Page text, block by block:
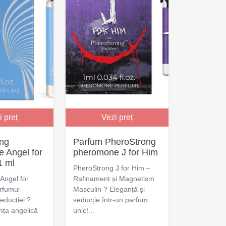
preț
Angel for
ml
for
?
angelică
Vezi preț
Parfum PheroStrong
pheromone J for Him
PheroStrong J for Him –
Rafinament și Magnetism
Masculin ? Eleganță și
seducție într-un parfum
unic!...